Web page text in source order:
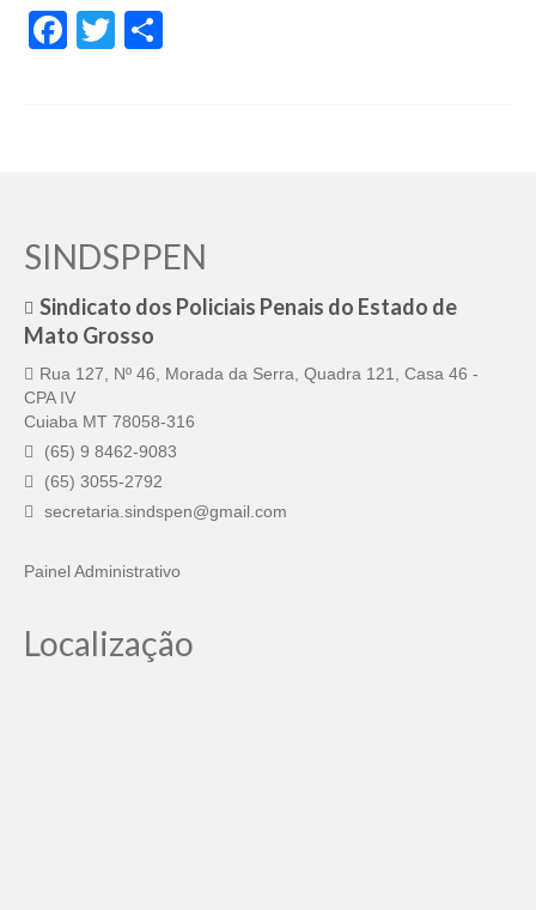
Facebook
Twitter
SINDSPPEN
Sindicato dos Policiais Penais do Estado de
Mato Grosso
Rua 127, Nº 46, Morada da Serra, Quadra 121, Casa 46 -
CPA IV
Cuiaba MT 78058-316
(65) 9 8462-9083
(65) 3055-2792
secretaria.sindspen@gmail.com
Painel Administrativo
Localização